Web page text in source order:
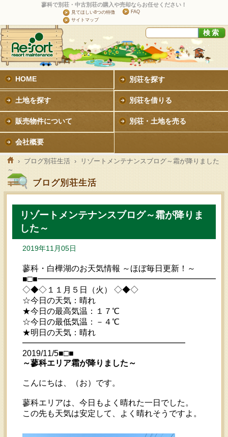
蓼科で別荘・中古別荘の購入や売却ならお任せください！
見てほしい8つの特徴
FAQ
サイトマップ
HOME 別荘を探す
土地を探す 別荘を借りる
販売物件について 別荘・土地を売る
会社概要
›ブログ別荘生活› リゾートメンテナンスブログ～霜が降りました
～
ブログ別荘生活
リゾートメンテナンスブログ～霜が降りま
した～
2019年11月05日
蓼科・白樺湖のお天気情報 ～ほぼ毎日更新！～
◇◆◇１１月５日（火） ◇◆◇
☆今日の天気：晴れ
★今日の最高気温：１７℃
☆今日の最低気温：－４℃
★明日の天気：晴れ
━━━━━━━━━━━━━━━━━━━━
2019/11/5■□■
～蓼科エリア霜が降りました～
こんにちは、（お）です。
蓼科エリアは、今日もよく晴れた一日でした。
この先も天気は安定して、よく晴れそうですよ。